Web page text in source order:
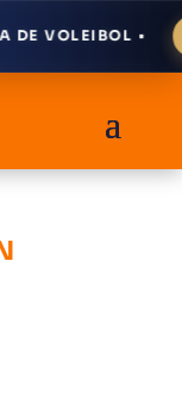
VOLEIBOL •